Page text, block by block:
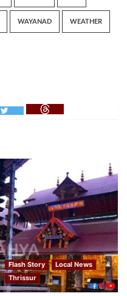
WAYANAD WEATHER
Flash Story
Local News
Thrissur